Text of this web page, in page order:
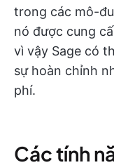
trong các mô-
nó được cung
vì vậy Sage có
sự hoàn chỉnh
phí.
Các tính